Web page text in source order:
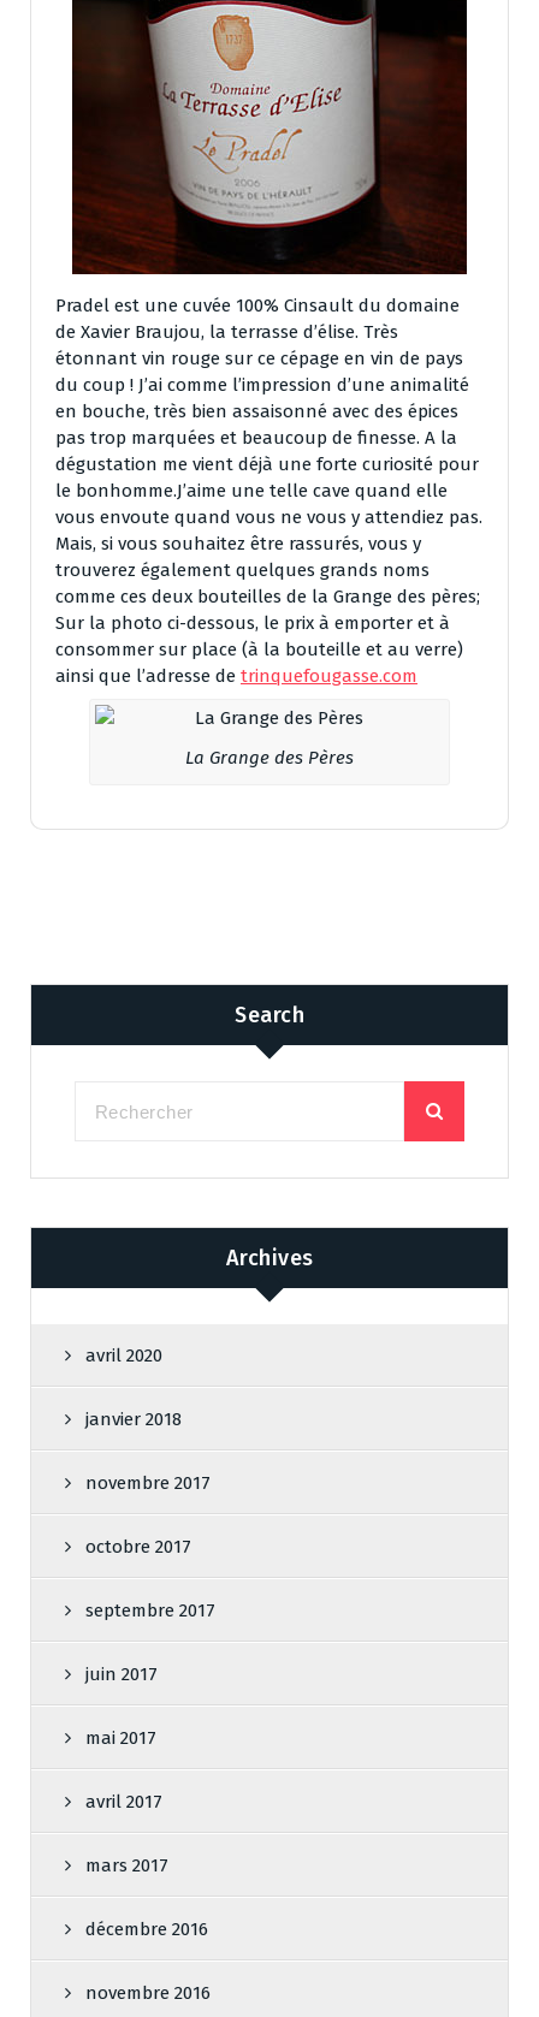
Pradel est une cuvée 100% Cinsault du domaine
de Xavier Braujou, la terrasse d’élise. Très
étonnant vin rouge sur ce cépage en vin de pays
du coup ! J’ai comme l’impression d’une animalité
en bouche, très bien assaisonné avec des épices
pas trop marquées et beaucoup de finesse. A la
dégustation me vient déjà une forte curiosité pour
le bonhomme.J’aime une telle cave quand elle
vous envoute quand vous ne vous y attendiez pas.
Mais, si vous souhaitez être rassurés, vous y
trouverez également quelques grands noms
comme ces deux bouteilles de la Grange des pères;
Sur la photo ci-dessous, le prix à emporter et à
consommer sur place (à la bouteille et au verre)
ainsi que l’adresse de trinquefougasse.com
La Grange des Pères
Search
Archives
avril 2020
janvier 2018
novembre 2017
octobre 2017
septembre 2017
juin 2017
mai 2017
avril 2017
mars 2017
décembre 2016
novembre 2016